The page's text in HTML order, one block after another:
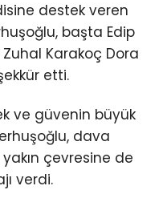
destek veren
başta Edip
Zuhal Karakoç Dora
etti.
ve güvenin büyük
dava
çevresine de
verdi.